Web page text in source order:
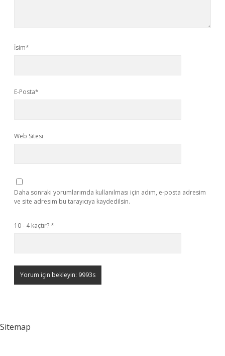
İsim*
E-Posta*
Web Sitesi
Daha sonraki yorumlarımda kullanılması için adım, e-posta adresim
ve site adresim bu tarayıcıya kaydedilsin.
10 - 4 kaçtır?*
Sitemap